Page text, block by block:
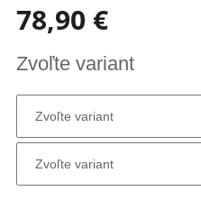
78,90 €
cena:
Zvoľte variant